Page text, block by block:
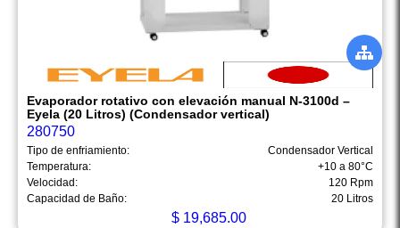
Evaporador rotativo con elevación manual N-3100d –
Eyela (20 Litros) (Condensador vertical)
280750
Tipo de enfriamiento:
Condensador Vertical
Temperatura:
+10 a 80°C
Velocidad:
120 Rpm
Capacidad de Baño:
20 Litros
$ 19,685.00